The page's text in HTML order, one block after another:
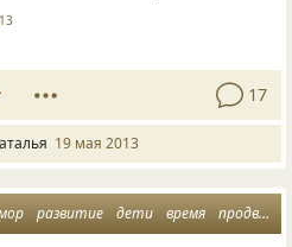
17
19 мая 2013
развитие дети время продвинутые